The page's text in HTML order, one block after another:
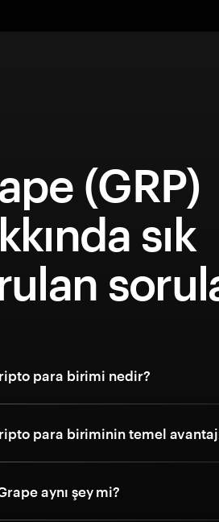
(GRP)
sık
para birimi nedir?
para biriminin temel
aynı şey mi?